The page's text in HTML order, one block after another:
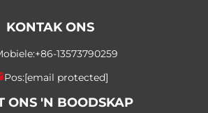
KONTAK ONS
+86-13573790259
Pos:[email protected]
ONS 'N BOODSKAP